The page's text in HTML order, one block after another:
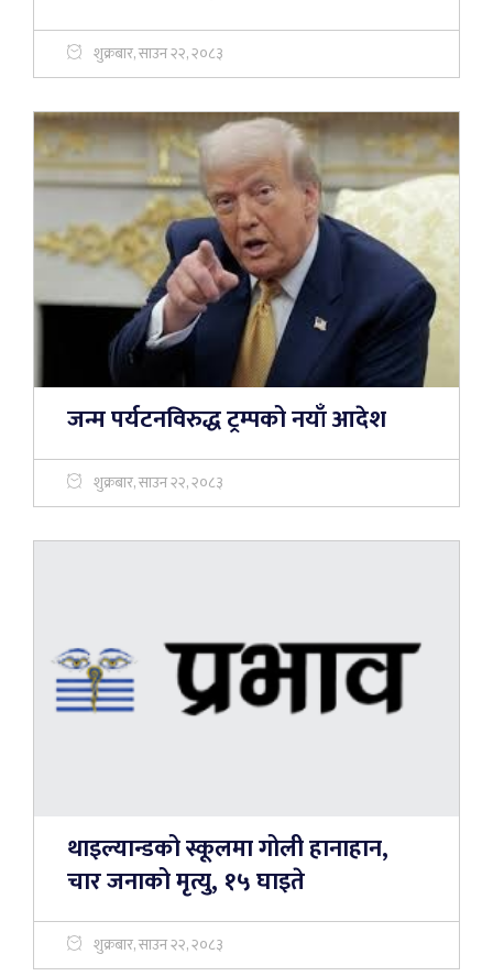
शुक्रबार, साउन २२, २०८३
जन्म पर्यटनविरुद्ध ट्रम्पको नयाँ आदेश
शुक्रबार, साउन २२, २०८३
थाइल्यान्डको स्कूलमा गोली हानाहान,
चार जनाको मृत्यु, १५ घाइते
शुक्रबार, साउन २२, २०८३